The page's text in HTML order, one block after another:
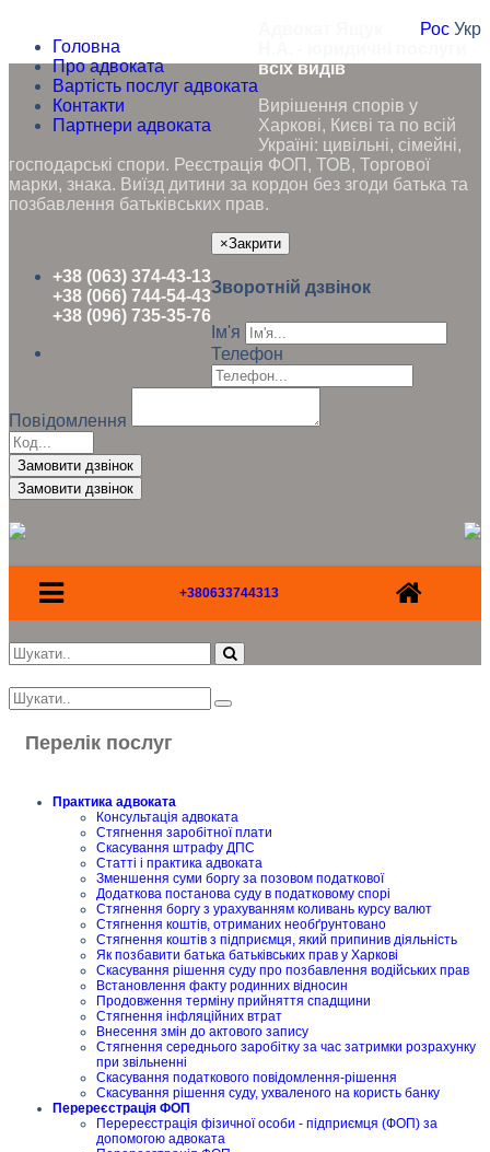
Головна
Про адвоката
Вартість послуг адвоката
Контакти
Партнери адвоката
Рос Укр
всіх видів
Вирішення спорів у
Харкові, Києві та по всій
Україні: цивільні, сімейні,
господарські спори. Реєстрація ФОП, ТОВ, Торгової
марки, знака. Виїзд дитини за кордон без згоди батька та
позбавлення батьківських прав.
+38 (063) 374-43-13
+38 (066) 744-54-43
+38 (096) 735-35-76
×Закрити
Зворотній дзвінок
Ім'я
Телефон
Повідомлення
Замовити дзвінок
+380633744313
Перелік послуг
Практика адвоката
Консультація адвоката
Стягнення заробітної плати
Скасування штрафу ДПС
Статті і практика адвоката
Зменшення суми боргу за позовом податкової
Додаткова постанова суду в податковому спорі
Стягнення боргу з урахуванням коливань курсу валют
Стягнення коштів, отриманих необґрунтовано
Стягнення коштів з підприємця, який припинив діяльність
Як позбавити батька батьківських прав у Харкові
Скасування рішення суду про позбавлення водійських прав
Встановлення факту родинних відносин
Продовження терміну прийняття спадщини
Стягнення інфляційних втрат
Внесення змін до актового запису
Стягнення середнього заробітку за час затримки розрахунку
при звільненні
Скасування податкового повідомлення-рішення
Скасування рішення суду, ухваленого на користь банку
Перереєстрація ФОП
Перереєстрація фізичної особи - підприємця (ФОП) за
допомогою адвоката